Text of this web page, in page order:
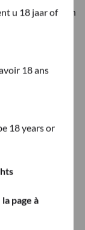
u 18 jaar of
18 ans
18 years or
page à
in kratten van
17°C, om het
acacia,
naar
mineraal,
doet denken
ananas.